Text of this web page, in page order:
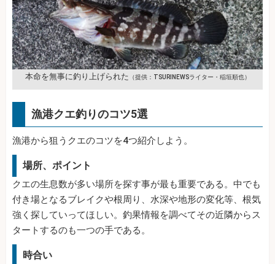
本命を無事に釣り上げられた （提供：TSURINEWSライター・稲垣順也）
漁港クエ釣りのコツ5選
漁港から狙うクエのコツを4つ紹介しよう。
場所、ポイント
クエの生息数が多い場所を探す事が最も重要である。中でも
付き場となるブレイクや根周り、水深や地形の変化等、根気
強く探していってほしい。釣果情報を調べてその近隣からス
タートするのも一つの手である。
時合い